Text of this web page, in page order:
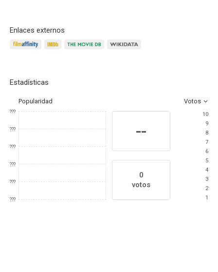
Enlaces externos
Estadísticas
Popularidad Votos
???
???
???
???
???
???
--
0
votos
10
9
8
7
6
5
4
3
2
1